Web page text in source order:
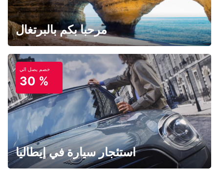
مرحبا بكم بالبرتغال
خصم يصل الي
30 %
استئجار سيارة في إيطاليا